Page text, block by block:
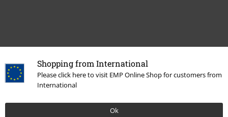
Shopping from International
Please click here to visit EMP Online Shop for customers from
International
Ok